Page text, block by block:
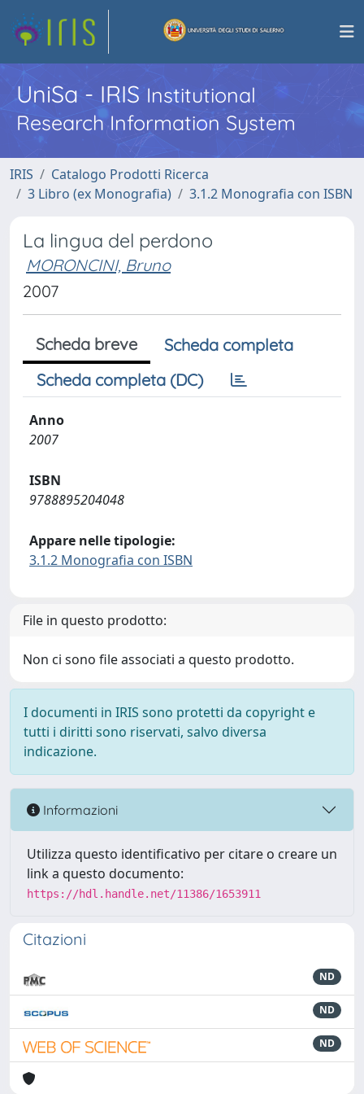
UniSa - IRISInstitutional
Research Information System
IRIS
Catalogo Prodotti Ricerca
3 Libro (ex Monografia)
3.1.2 Monografia con ISBN
La lingua del perdono
MORONCINI, Bruno
2007
Scheda breve
Scheda completa
Scheda completa (DC)
Anno
2007
ISBN
9788895204048
Appare nelle tipologie:
3.1.2 Monografia con ISBN
File in questo prodotto:
Non ci sono file associati a questo prodotto.
I documenti in IRIS sono protetti da copyright e
tutti i diritti sono riservati, salvo diversa
indicazione.
Informazioni
Utilizza questo identificativo per citare o creare un
link a questo documento:
https://hdl.handle.net/11386/1653911
Citazioni
ND
ND
ND